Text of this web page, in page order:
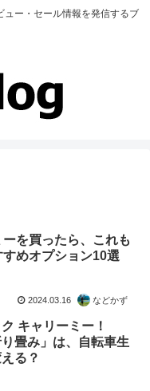
ュー・セール情報を発信するブ
を買ったら、これも
めオプション10選
2024.03.16 などかず
キャリーミー！
り畳み」は、自転車生
る？